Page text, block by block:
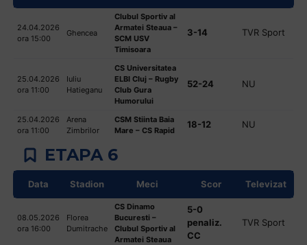
24.04.2026
ora 15:00
Ghencea
Clubul Sportiv al
Armatei Steaua –
SCM USV
Timisoara
3-14 TVR Sport
25.04.2026
ora 11:00
Iuliu
Hatieganu
CS Universitatea
ELBI Cluj – Rugby
Club Gura
Humorului
52-24 NU
25.04.2026
ora 11:00
Arena
Zimbrilor
CSM Stiinta Baia
Mare – CS Rapid
18-12 NU
ETAPA 6
Data Stadion Meci Scor Televizat
08.05.2026
ora 16:00
Florea
Dumitrache
CS Dinamo
Bucuresti –
Clubul Sportiv al
Armatei Steaua
5-0
penaliz.
CC
TVR Sport